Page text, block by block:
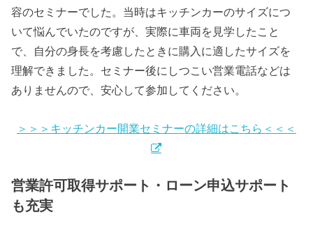
容のセミナーでした。当時はキッチンカーのサイズにつ
いて悩んでいたのですが、実際に車両を見学したこと
で、自分の身長を考慮したときに購入に適したサイズを
理解できました。セミナー後にしつこい営業電話などは
ありませんので、安心して参加してください。
＞＞＞キッチンカー開業セミナーの詳細はこちら＜＜＜
営業許可取得サポート・ローン申込サポート
も充実